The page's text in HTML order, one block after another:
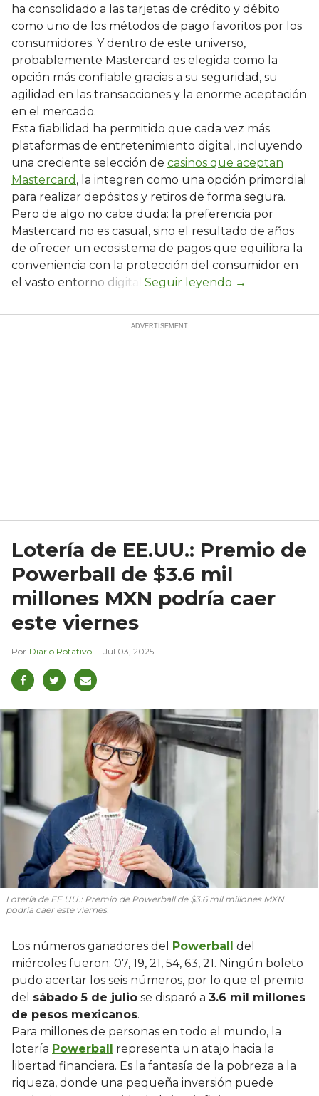
ha consolidado a las tarjetas de crédito y débito
como uno de los métodos de pago favoritos por los
consumidores. Y dentro de este universo,
probablemente Mastercard es elegida como la
opción más confiable gracias a su seguridad, su
agilidad en las transacciones y la enorme aceptación
en el mercado.
Esta fiabilidad ha permitido que cada vez más
plataformas de entretenimiento digital, incluyendo
una creciente selección de casinos que aceptan
Mastercard , la integren como una opción primordial
para realizar depósitos y retiros de forma segura.
Pero de algo no cabe duda: la preferencia por
Mastercard no es casual, sino el resultado de años
de ofrecer un ecosistema de pagos que equilibra la
conveniencia con la protección del consumidor en
el vasto entorno digital.
Lotería de EE.UU.: Premio de
Powerball de $3.6 mil
millones MXN podría caer
este viernes
Diario Rotativo Jul 03, 2025
Lotería de EE.UU.: Premio de Powerball de $3.6 mil millones MXN
podría caer este viernes.
Los números ganadores del Powerball del
miércoles fueron: 07, 19, 21, 54, 63, 21. Ningún boleto
pudo acertar los seis números, por lo que el premio
del sábado 5 de julio se disparó a 3.6 mil millones
de pesos mexicanos.
Para millones de personas en todo el mundo, la
lotería Powerball representa un atajo hacia la
libertad financiera. Es la fantasía de la pobreza a la
riqueza, donde una pequeña inversión puede